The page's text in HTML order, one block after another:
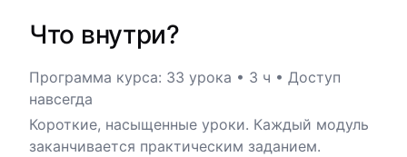
Что внутри?
Программа курса: 33 урока • 3 ч • Доступ
навсегда
Короткие, насыщенные уроки. Каждый модуль
заканчивается практическим заданием.